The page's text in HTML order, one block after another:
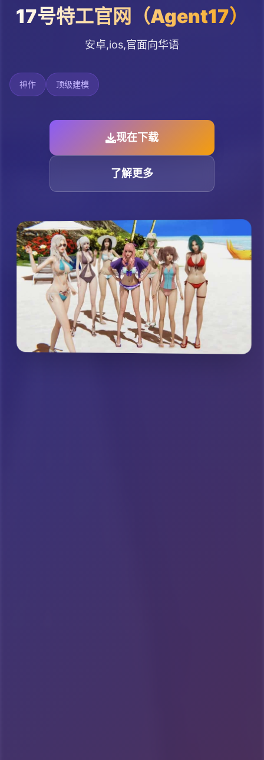
17号特工官网（Agent17）
安卓,ios,官面向华语
神作 顶级建模
现在下载
了解更多